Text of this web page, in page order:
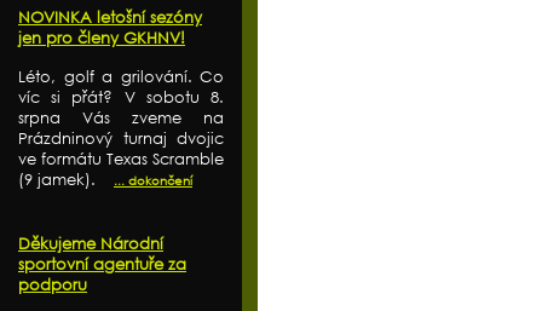
NOVINKA letošní sezóny
jen pro členy GKHNV!
Léto, golf a grilování. Co
víc si přát? V sobotu 8.
srpna Vás zveme na
Prázdninový turnaj dvojic
ve formátu Texas Scramble
(9 jamek).
... dokončení
Děkujeme Národní
sportovní agentuře za
podporu